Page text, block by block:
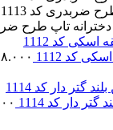
تاپ طرح
کد 1112
دار کد 1114